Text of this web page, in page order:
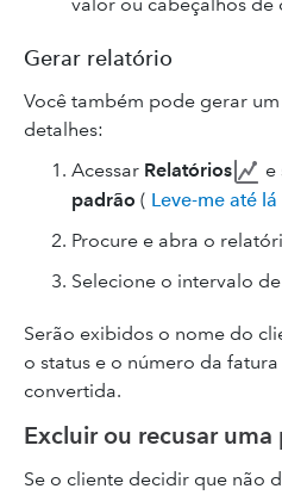
Gerar relatório
Você também pode gerar
detalhes:
Acessar Relatórios e
padrão ( Leve-me até lá
Procure e abra o
Selecione o intervalo
Serão exibidos o nome do
o status e o número da
convertida.
Excluir ou recusar
Se o cliente decidir que não